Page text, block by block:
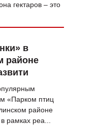
гектаров – это
в
районе
«Парком птиц
районе
рамках реа...